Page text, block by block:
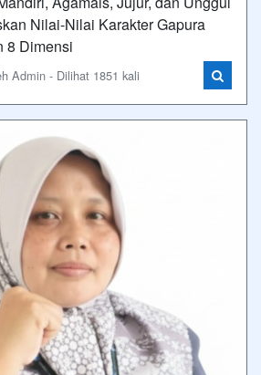
Nilai-Nilai Karakter Gapura
8 Dimensi
Admin - Dilihat 1851 kali